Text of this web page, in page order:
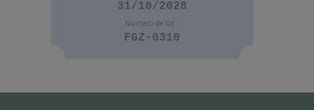
31/10/2028
Numéro de lot :
FGZ-0310